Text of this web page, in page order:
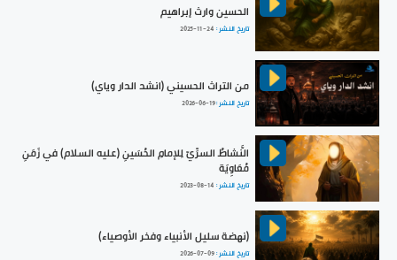
الحسين وارث إبراهيم
تاريخ النشر : 2025-11-24
من التراث الحسيني (انشد الدار وياي)
تاريخ النشر :2026-06-19
النَّشاطُ السرِّيّ لِلإمامِ الحُسَينِ (عليه السلام) في زَمَنِ
مُعَاوِيَة
تاريخ النشر : 2023-08-14
(نهضة سليل الأنبياء وفخر الأوصياء)
تاريخ النشر :2026-07-09